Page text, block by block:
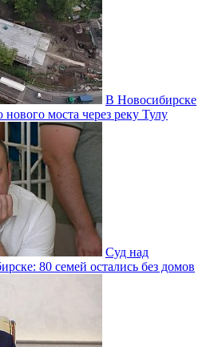
В Новосибирске
нового моста через реку Тулу
Суд над
80 семей остались без домов